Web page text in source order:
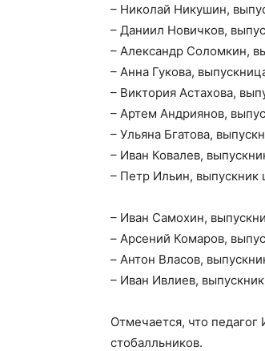
– Николай Никушин,
– Даниил Новичков,
– Александр Соломкин,
– Анна Гукова,
– Виктория Астахова,
– Артем Андриянов,
– Ульяна Бгатова,
– Иван Ковалев,
– Петр Ильин,
– Иван Самохин,
– Арсений Комаров,
– Антон Власов,
– Иван Ивлиев,
Отмечается, что
стобалльников.